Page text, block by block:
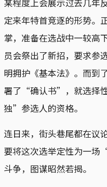
定来年特首竞逐的形势。
掌，准备在选战中一较高
员会祭出了新招，要求
明拥护《基本法》。而到
署了“确认书”，就选择
独”参选人的资格。
连日来，街头巷尾都在
要将这次选举定性为一
斗争，图谋昭然若揭。